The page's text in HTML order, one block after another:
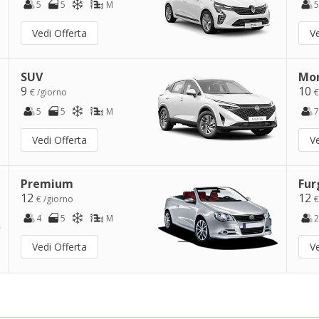
5 5 M
Vedi Offerta
5
SUV
9€ /giorno
5
5 M
Vedi Offerta
10
7
Premium
12€ /giorno
4
5 M
Vedi Offerta
12
2